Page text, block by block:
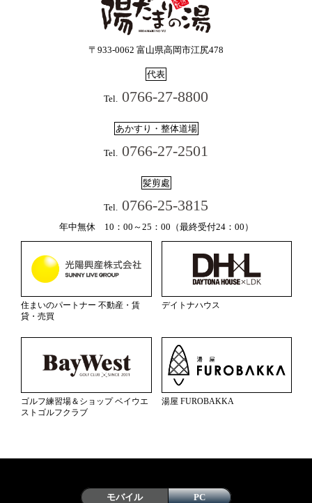
〒933-0062 富山県高岡市江尻478
代表
Tel. 0766-27-8800
あかすり・整体道場
Tel. 0766-27-2501
髪剪處
Tel. 0766-25-3815
年中無休 10：00～25：00（最終受付24：00）
住まいのパートナー 不動産・賃
貸・売買
デイトナハウス
ゴルフ練習場＆ショップ ベイウエ
ストゴルフクラブ
湯屋 FUROBAKKA
モバイル PC